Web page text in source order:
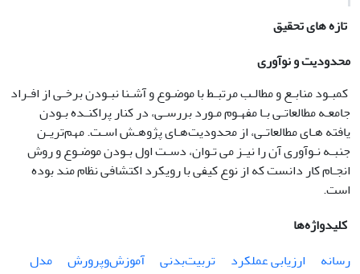
تازه های تحقیق
محدودیت و نوآوری
کمبـود منابـع و مطالـب مرتبـط با موضـوع و آشـنا نبـودن برخـی از افـراد
جامعـه مطالعاتـی بـا مفهـوم مـورد بررسـی، در کنار پراکنـده بـودن
یافته ­هـای مطالعاتـی، از محدودیت‌هـای پژوهـش اسـت. مهم‌تریـن
جنبـه نـوآوری آن را نیـز می ­تـوان، دسـت­ اول بـودن موضـوع و روش
انجـام کار دانست که از نوع کیفی با رویکرد اکتشافی نظام­ مند بوده
است.
کلیدواژه‌ها
رسانه
ارزیابی عملکرد تربیت‌بدنی آموزش‌و‌پرورش
مدل